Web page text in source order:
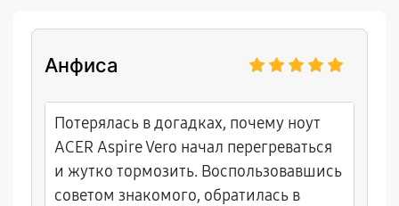
Анфиса
Потерялась в догадках, почему ноут
ACER Aspire Vero начал перегреваться
и жутко тормозить. Воспользовавшись
советом знакомого, обратилась в